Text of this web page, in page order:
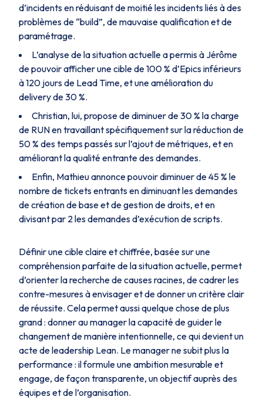
d’incidents en réduisant de moitié les incidents liés à des
problèmes de “build”, de mauvaise qualification et de
paramétrage.
L’analyse de la situation actuelle a permis à Jérôme
de pouvoir afficher une cible de 100 % d’Epics inférieurs
à 120 jours de Lead Time, et une amélioration du
delivery de 30 %.
Christian, lui, propose de diminuer de 30 % la charge
de RUN en travaillant spécifiquement sur la réduction de
50 % des temps passés sur l’ajout de métriques, et en
améliorant la qualité entrante des demandes.
Enfin, Mathieu annonce pouvoir diminuer de 45 % le
nombre de tickets entrants en diminuant les demandes
de création de base et de gestion de droits, et en
divisant par 2 les demandes d’exécution de scripts.
Définir une cible claire et chiffrée, basée sur une
compréhension parfaite de la situation actuelle, permet
d’orienter la recherche de causes racines, de cadrer les
contre-mesures à envisager et de donner un critère clair
de réussite. Cela permet aussi quelque chose de plus
grand : donner au manager la capacité de guider le
changement de manière intentionnelle, ce qui devient un
acte de leadership Lean. Le manager ne subit plus la
performance : il formule une ambition mesurable et
engage, de façon transparente, un objectif auprès des
équipes et de l’organisation.